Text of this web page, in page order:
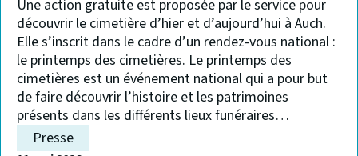
Une action gratuite est proposée par le service pour
découvrir le cimetière d’hier et d’aujourd’hui à Auch.
Elle s’inscrit dans le cadre d’un rendez-vous national :
le printemps des cimetières. Le printemps des
cimetières est un événement national qui a pour but
de faire découvrir l’histoire et les patrimoines
présents dans les différents lieux funéraires…
Presse